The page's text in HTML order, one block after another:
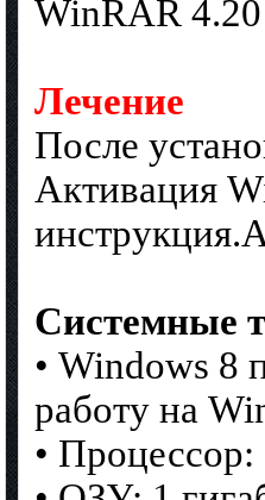
WinRAR 4.20
Лечение
После
Активация
Системные
• Windows 8
работу на
•